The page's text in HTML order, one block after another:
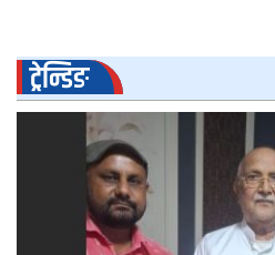
ट्रेन्डिङ